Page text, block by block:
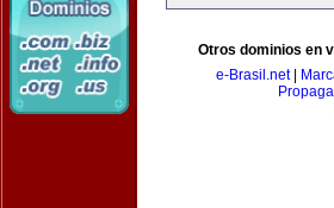
Otros dominios en
e-Brasil.net|